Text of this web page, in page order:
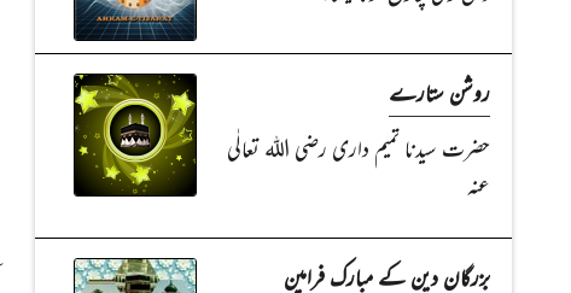
روشن ستارے
حضرت سیدنا تمیم داری رضی اللہ تعالٰی
عنہ
بزرگان دین کے مبارک فرامین